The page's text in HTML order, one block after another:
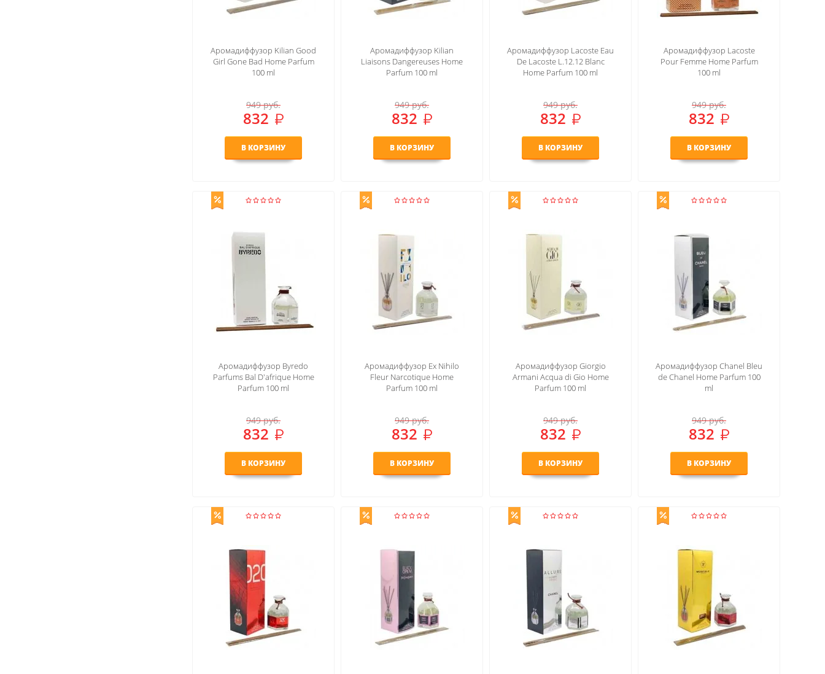
Аромадиффузор Kilian Good
Girl Gone Bad Home Parfum
100 ml
949руб.
832
В КОРЗИНУ
Аромадиффузор Kilian
Liaisons Dangereuses Home
Parfum 100 ml
949руб.
832
В КОРЗИНУ
Аромадиффузор Lacoste Eau
De Lacoste L.12.12 Blanc
Home Parfum 100 ml
949руб.
832
В КОРЗИНУ
Аромадиффузор Lacoste
Pour Femme Home Parfum
100 ml
949руб.
832
В КОРЗИНУ
Аромадиффузор Byredo
Parfums Bal D'afrique Home
Parfum 100 ml
949руб.
832
В КОРЗИНУ
Аромадиффузор Ex Nihilo
Fleur Narcotique Home
Parfum 100 ml
949руб.
832
В КОРЗИНУ
Аромадиффузор Giorgio
Armani Acqua di Gio Home
Parfum 100 ml
949руб.
832
В КОРЗИНУ
Аромадиффузор Chanel Bleu
de Chanel Home Parfum 100
ml
949руб.
832
В КОРЗИНУ